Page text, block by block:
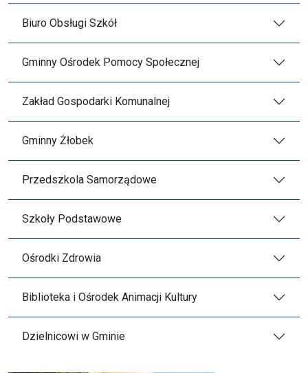
Biuro Obsługi Szkół
Gminny Ośrodek Pomocy Społecznej
Zakład Gospodarki Komunalnej
Gminny Żłobek
Przedszkola Samorządowe
Szkoły Podstawowe
Ośrodki Zdrowia
Biblioteka i Ośrodek Animacji Kultury
Dzielnicowi w Gminie